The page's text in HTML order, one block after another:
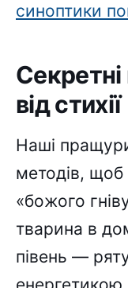
синоптики
від стихії
Наші
методів, щоб
«божого
тварина в
півень —